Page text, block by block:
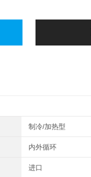
制冷/加热型
内外循环
进口